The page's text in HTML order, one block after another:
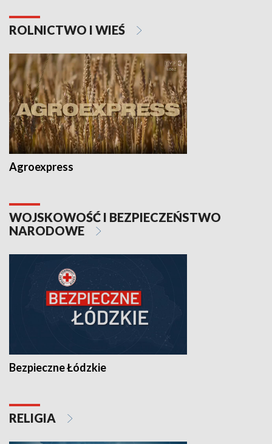
ROLNICTWO I WIEŚ
Agroexpress
WOJSKOWOŚĆ I BEZPIECZEŃSTWO
NARODOWE
Bezpieczne Łódzkie
RELIGIA